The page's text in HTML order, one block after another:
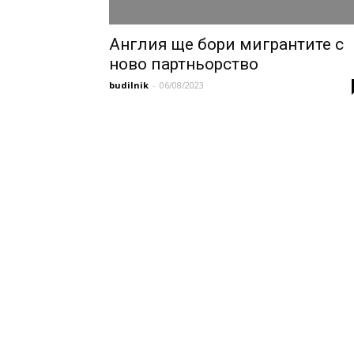
Англия ще бори мигрантите с
ново партньорство
budilnik - 06/08/2023